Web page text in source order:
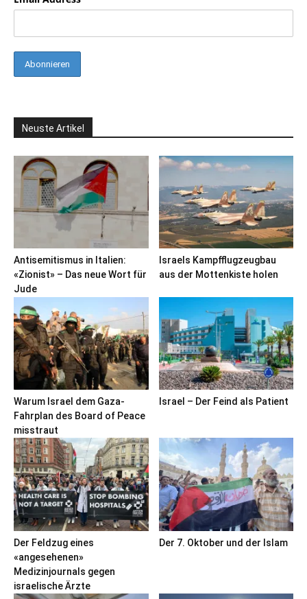
Neuste Artikel
Antisemitismus in Italien:
«Zionist» – Das neue Wort für
Jude
Israels Kampfflugzeugbau
aus der Mottenkiste holen
Warum Israel dem Gaza-
Fahrplan des Board of Peace
misstraut
Israel – Der Feind als Patient
Der Feldzug eines
«angesehenen»
Medizinjournals gegen
israelische Ärzte
Der 7. Oktober und der Islam